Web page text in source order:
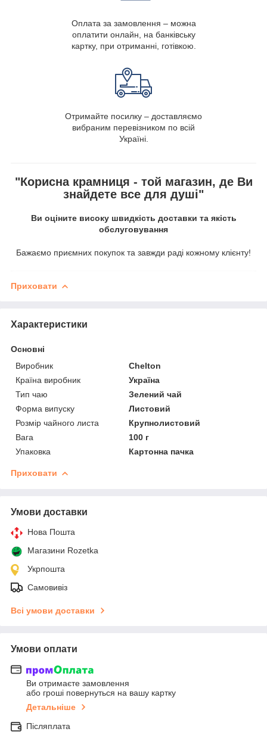
Оплата за замовлення – можна
оплатити онлайн, на банківську
картку, при отриманні, готівкою.
Отримайте посилку – доставляємо
вибраним перевізником по всій
Україні.
"Корисна крамниця - той магазин, де Ви
знайдете все для душі"
Ви оціните високу швидкість доставки та якість
обслуговування
Бажаємо приємних покупок та завжди раді кожному клієнту!
Приховати
Характеристики
Основні
Виробник
Chelton
Країна виробник
Україна
Тип чаю
Зелений чай
Форма випуску
Листовий
Розмір чайного листа
Крупнолистовий
Вага
100 г
Упаковка
Картонна пачка
Приховати
Умови доставки
Нова Пошта
Магазини Rozetka
Укрпошта
Самовивіз
Всі умови доставки
Умови оплати
Ви отримаєте замовлення
або гроші повернуться на вашу картку
Детальніше
Післяплата